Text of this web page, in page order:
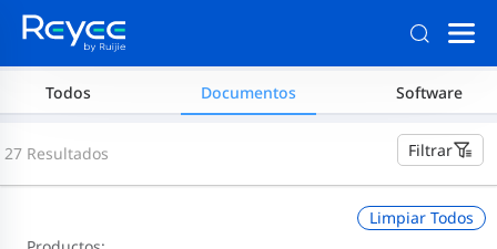
Todos Documentos Software
Filtrar
27 Resultados
Limpiar Todos